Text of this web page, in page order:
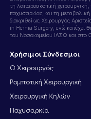
τη λαπαροσκοπική
παχυσαρκίας και τη
διακριθεί ως Χειρουργός
in Hernia Surgery, ενώ κατέχει
του Νοσοκομείου ΙΑΣΩ και στο
Χρήσιμοι Σύνδεσμοι
Ο Χειρουργός
Ρομποτική Χειρουργική
Χειρουργική Κηλών
Παχυσαρκία